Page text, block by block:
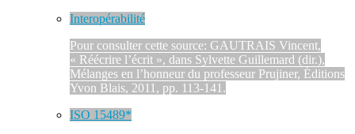
Interopérabilité
Pour consulter cette source: GAUTRAIS Vincent,
« Réécrire l’écrit », dans Sylvette Guillemard (dir.),
Mélanges en l’honneur du professeur Prujiner, Éditions
Yvon Blais, 2011, pp. 113-141.
ISO 15489*